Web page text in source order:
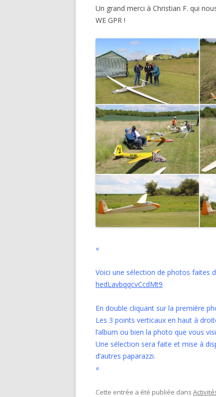
Un grand merci à Christian F. qui
WE GPR !
«
Voici une sélection de photos faites
hedLavbqqcvCcdMt9
En double cliquant sur la première
Les 3 points verticaux en haut à
l’album ou bien la photo que vous
Une sélection sera faite et mise à
d’autres paparazzi.
«
Cette entrée a été publiée dans